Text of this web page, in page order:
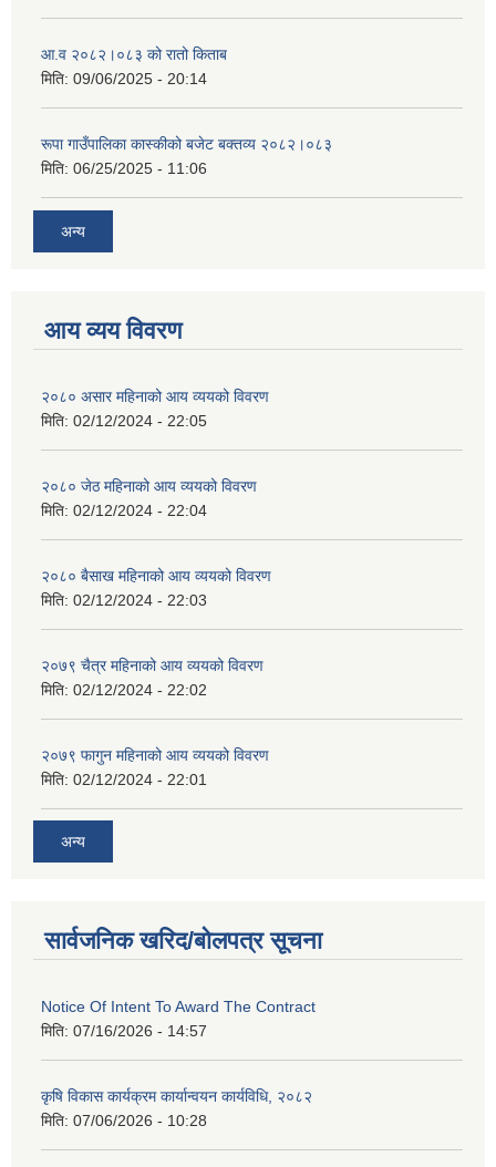
आ.व २०८२।०८३ को रातो किताब
मिति: 09/06/2025 - 20:14
रूपा गाउँपालिका कास्कीको बजेट बक्तव्य २०८२।०८३
मिति: 06/25/2025 - 11:06
अन्य
आय व्यय विवरण
२०८० असार महिनाको आय व्ययको विवरण
मिति: 02/12/2024 - 22:05
२०८० जेठ महिनाको आय व्ययको विवरण
मिति: 02/12/2024 - 22:04
२०८० बैसाख महिनाको आय व्ययको विवरण
मिति: 02/12/2024 - 22:03
२०७९ चैत्र महिनाको आय व्ययको विवरण
मिति: 02/12/2024 - 22:02
२०७९ फागुन महिनाको आय व्ययको विवरण
मिति: 02/12/2024 - 22:01
अन्य
सार्वजनिक खरिद/बोलपत्र सूचना
Notice Of Intent To Award The Contract
मिति: 07/16/2026 - 14:57
कृषि विकास कार्यक्रम कार्यान्वयन कार्यविधि, २०८२
मिति: 07/06/2026 - 10:28